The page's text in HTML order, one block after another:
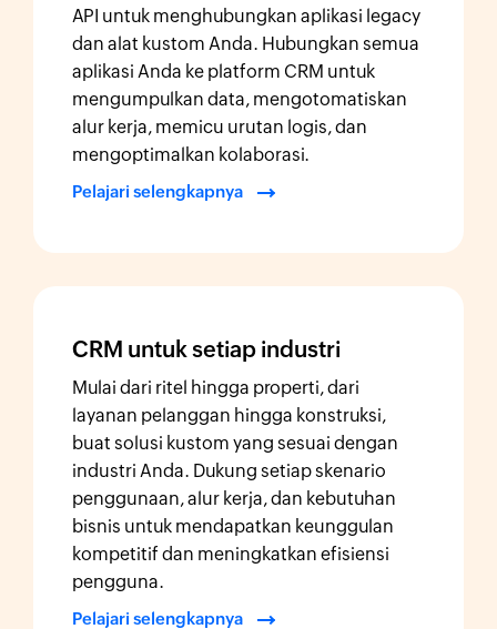
API untuk menghubungkan aplikasi legacy
dan alat kustom Anda. Hubungkan semua
aplikasi Anda ke platform CRM untuk
mengumpulkan data, mengotomatiskan
alur kerja, memicu urutan logis, dan
mengoptimalkan kolaborasi.
Pelajari selengkapnya
CRM untuk setiap industri
Mulai dari ritel hingga properti, dari
layanan pelanggan hingga konstruksi,
buat solusi kustom yang sesuai dengan
industri Anda. Dukung setiap skenario
penggunaan, alur kerja, dan kebutuhan
bisnis untuk mendapatkan keunggulan
kompetitif dan meningkatkan efisiensi
pengguna.
Pelajari selengkapnya